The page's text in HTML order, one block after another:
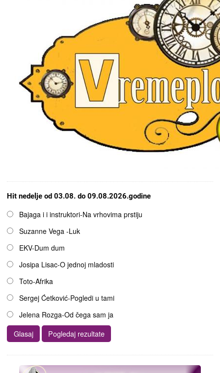
Hit nedelje od 03.08. do 09.08.2026.godine
OpcijeBajaga i i instruktori-Na vrhovima prstiju
Suzanne Vega -Luk
EKV-Dum dum
Josipa Lisac-O jednoj mladosti
Toto-Afrika
Sergej Ćetković-Pogledi u tami
Jelena Rozga-Od čega sam ja